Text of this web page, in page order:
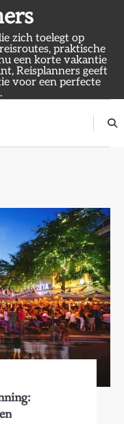
zich toelegt op
praktische
een korte vakantie
Reisplanners geeft
voor een perfecte